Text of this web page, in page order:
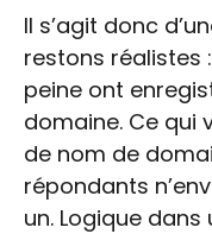
Il s’agit donc
restons réalistes
peine ont
domaine. Ce qui
de nom de
répondants
un. Logique dans